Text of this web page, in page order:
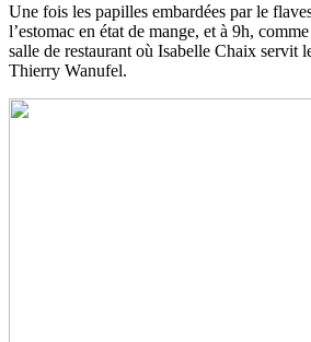
Une fois les papilles embardées par le
l’estomac en état de mange, et à 9h,
salle de restaurant où Isabelle Chaix servit
Thierry Wanufel.